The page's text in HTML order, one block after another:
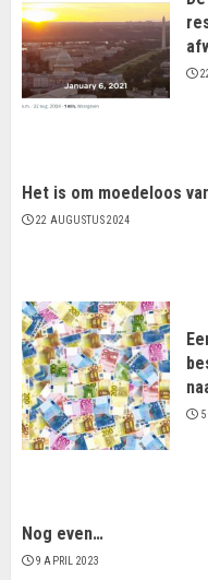
Het is om moedeloos
22 AUGUSTUS 2024
Nog even…
9 APRIL 2023